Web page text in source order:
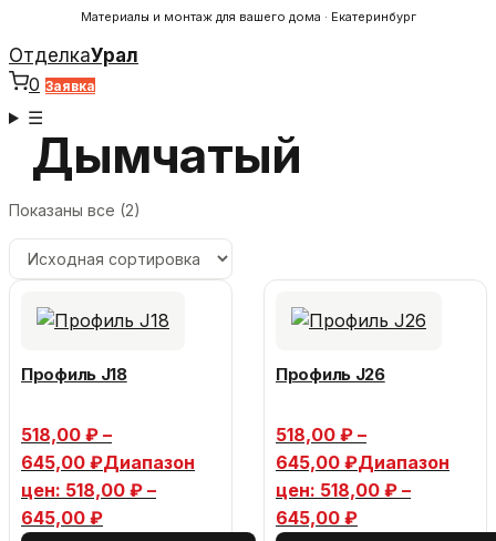
Материалы и монтаж для вашего дома · Екатеринбург
ОтделкаУрал
0 Заявка
☰
Дымчатый
Показаны все (2)
Профиль J18
518,00 ₽ –
645,00 ₽Диапазон
цен: 518,00 ₽ –
645,00 ₽
Профиль J26
518,00 ₽ –
645,00 ₽Диапазон
цен: 518,00 ₽ –
645,00 ₽